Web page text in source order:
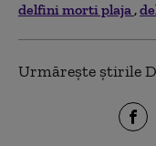
delfini morti plaja
Urmărește știrile